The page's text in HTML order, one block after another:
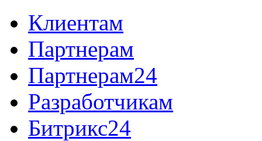
Клиентам
Партнерам
Партнерам24
Разработчикам
Битрикс24